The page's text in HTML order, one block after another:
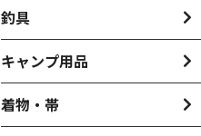
釣具
キャンプ用品
着物・帯